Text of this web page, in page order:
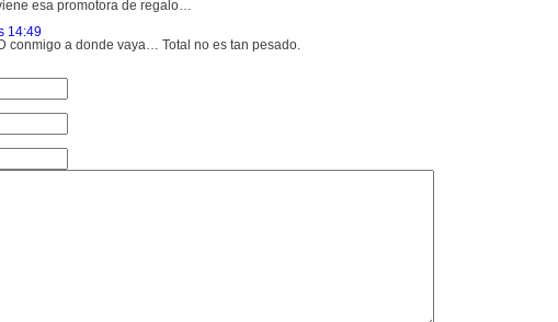
esa promotora de regalo…
14:49
conmigo a donde vaya… Total no es tan pesado.